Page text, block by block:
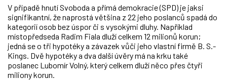
V případě hnutí Svoboda a přímá demokracie (SPD) je jaksi
signifikantní, že naprostá většina z 22 jeho poslanců spadá do
kategorií osob bez úspor či s vysokými dluhy. Například
místopředseda Radim Fiala dluží celkem 12 milionů korun;
jedná se o tři hypotéky a závazek vůči jeho vlastní firmě B. S.-
Kings. Dvě hypotéky a dva další úvěry má na krku také
poslanec Lubomír Volný, který celkem dluží něco přes čtyři
miliony korun.